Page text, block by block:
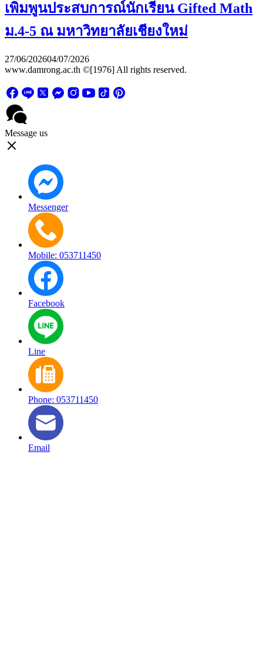
เพิ่มพูนประสบการณ์นักเรียน Gifted Math
ม.4-5 ณ มหาวิทยาลัยเชียงใหม่
27/06/202604/07/2026
www.damrong.ac.th ©[1976] All rights reserved.
Message us
Messenger
Mobile: 053711450
Facebook
Line
Phone: 053711450
Email